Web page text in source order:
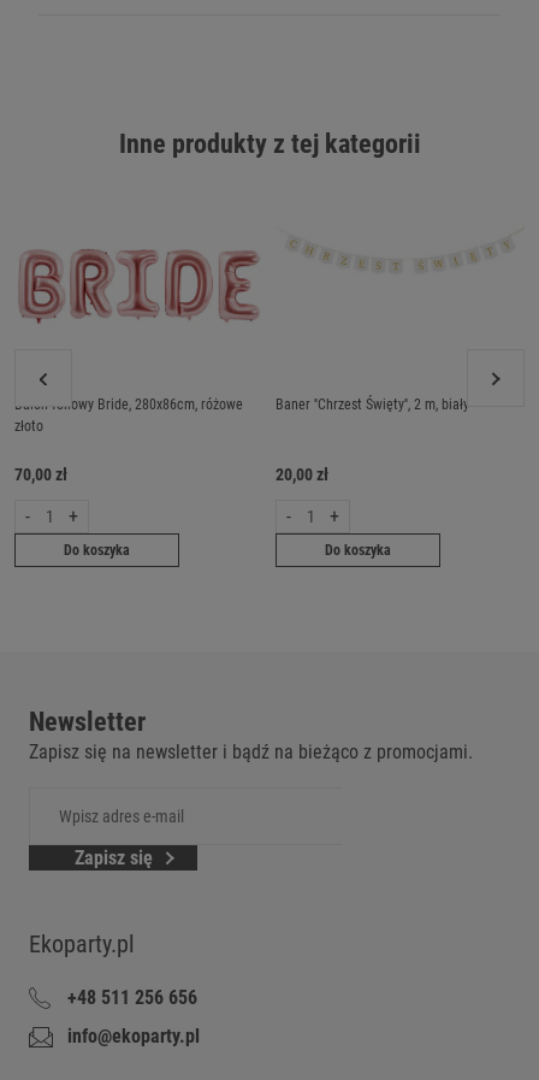
Inne produkty z tej kategorii
Balon foliowy Bride, 280x86cm, różowe
złoto
70,00 zł
- +
Do koszyka
Baner ''Chrzest Święty'', 2 m, biały
20,00 zł
- +
Do koszyka
Newsletter
Zapisz się na newsletter i bądź na bieżąco z promocjami.
Zapisz się
Ekoparty.pl
+48 511 256 656
info@ekoparty.pl